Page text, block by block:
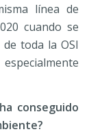
línea de
cuando se
toda la OSI
conseguido